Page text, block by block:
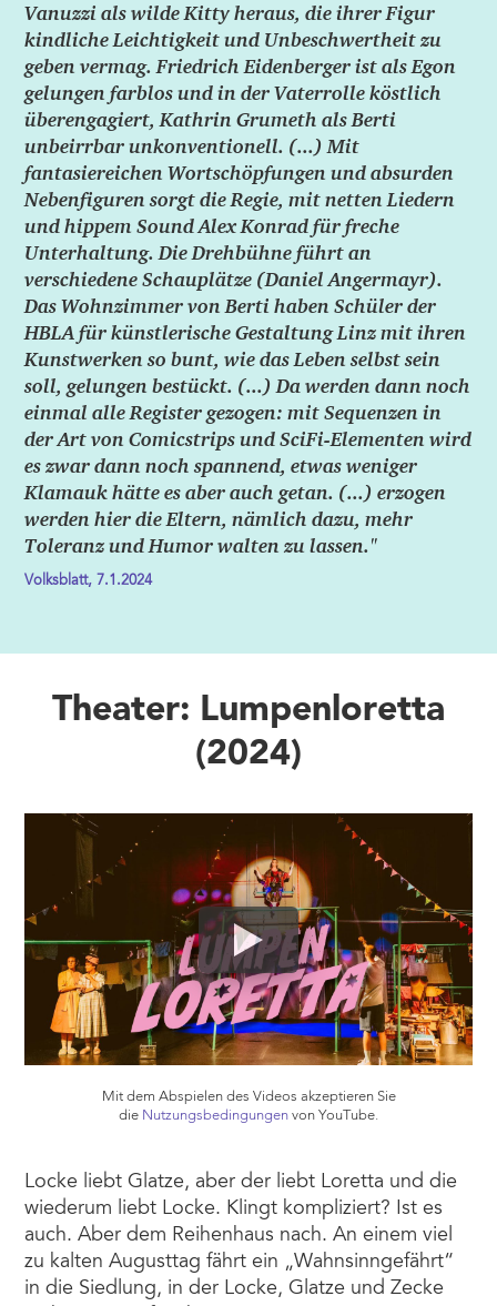
Vanuzzi als wilde Kitty heraus, die ihrer Figur
kindliche Leichtigkeit und Unbeschwertheit zu
geben vermag. Friedrich Eidenberger ist als Egon
gelungen farblos und in der Vaterrolle köstlich
überengagiert, Kathrin Grumeth als Berti
unbeirrbar unkonventionell. (...) Mit
fantasiereichen Wortschöpfungen und absurden
Nebenfiguren sorgt die Regie, mit netten Liedern
und hippem Sound Alex Konrad für freche
Unterhaltung. Die Drehbühne führt an
verschiedene Schauplätze (Daniel Angermayr).
Das Wohnzimmer von Berti haben Schüler der
HBLA für künstlerische Gestaltung Linz mit ihren
Kunstwerken so bunt, wie das Leben selbst sein
soll, gelungen bestückt. (...) Da werden dann noch
einmal alle Register gezogen: mit Sequenzen in
der Art von Comicstrips und SciFi-Elementen wird
es zwar dann noch spannend, etwas weniger
Klamauk hätte es aber auch getan. (...) erzogen
werden hier die Eltern, nämlich dazu, mehr
Toleranz und Humor walten zu lassen."
Volksblatt, 7.1.2024
Theater: Lumpenloretta
(2024)
Mit dem Abspielen des Videos akzeptieren Sie
die Nutzungsbedingungen von YouTube.
Locke liebt Glatze, aber der liebt Loretta und die
wiederum liebt Locke. Klingt kompliziert? Ist es
auch. Aber dem Reihenhaus nach. An einem viel
zu kalten Augusttag fährt ein „Wahnsinngefährt“
in die Siedlung, in der Locke, Glatze und Zecke